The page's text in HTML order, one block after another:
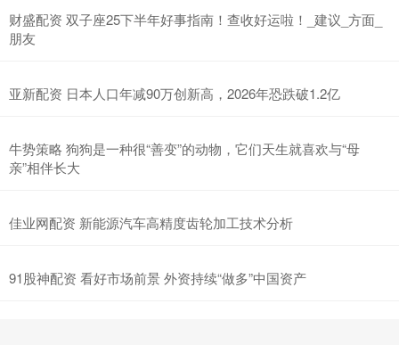
财盛配资 双子座25下半年好事指南！查收好运啦！_建议_方面_
朋友
亚新配资 日本人口年减90万创新高，2026年恐跌破1.2亿
牛势策略 狗狗是一种很“善变”的动物，它们天生就喜欢与“母
亲”相伴长大
佳业网配资 新能源汽车高精度齿轮加工技术分析
91股神配资 看好市场前景 外资持续“做多”中国资产